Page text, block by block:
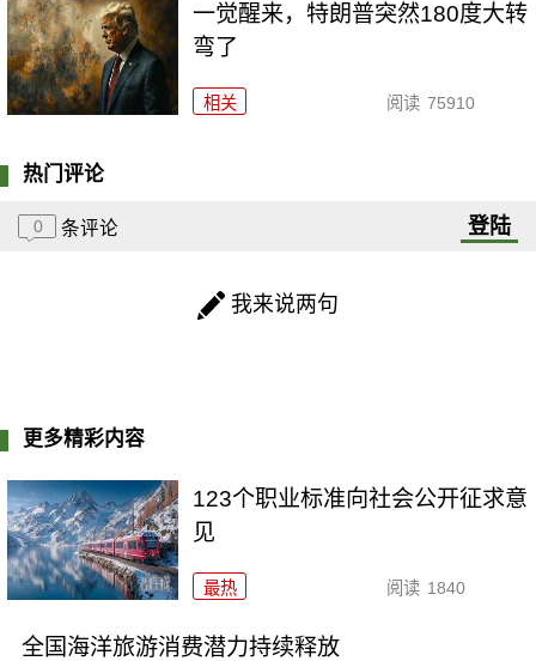
一觉醒来，特朗普突然180度大转
弯了
相关 阅读 75910
热门评论
0 条评论 登陆
我来说两句
更多精彩内容
123个职业标准向社会公开征求意
见
最热 阅读 1840
全国海洋旅游消费潜力持续释放